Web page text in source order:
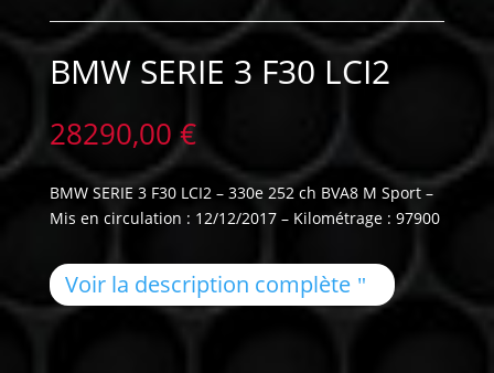
BMW SERIE 3 F30 LCI2
28290,00€
BMW SERIE 3 F30 LCI2 – 330e 252 ch BVA8 M Sport –
Mis en circulation : 12/12/2017 – Kilométrage : 97900
Voir la description complète